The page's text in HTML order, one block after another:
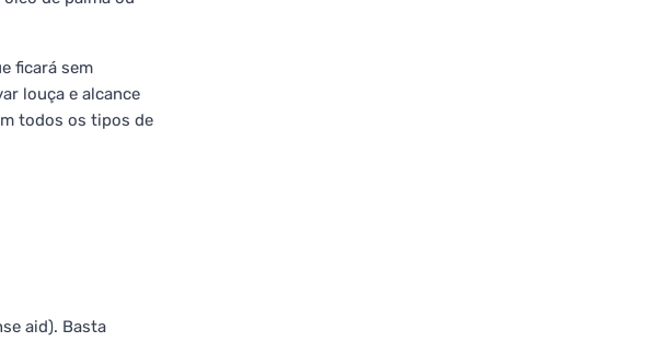
ficará sem
louça e alcance
todos os tipos de
aid). Basta